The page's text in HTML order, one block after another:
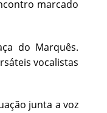
marcado
do Marquês.
vocalistas
junta a voz